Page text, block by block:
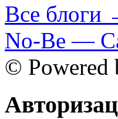
Все блоги
No-Be —
© Powered